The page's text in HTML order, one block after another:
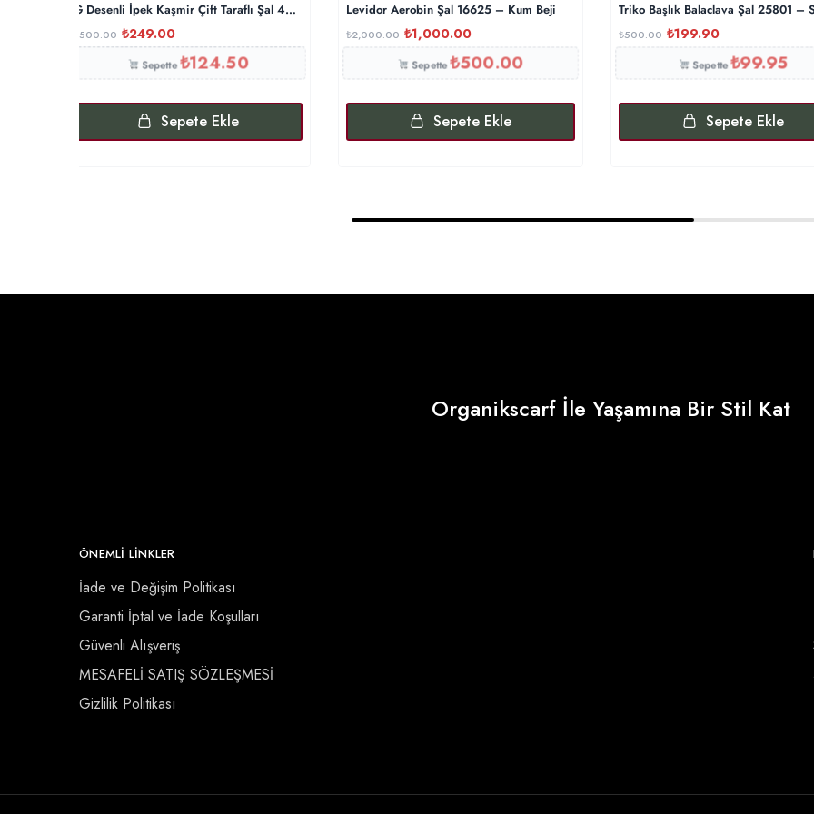
G Desenli İpek Kaşmir Çift Taraflı Şal 440344- Gümüş Gri
500.00 ₺249.00
Sepette₺124.50
Sepete Ekle
Levidor Aerobin Şal 16625 – Kum Beji
₺2,000.00 ₺1,000.00
Sepette₺500.00
Sepete Ekle
Triko Başlık Balaclava Şal 25801 –
₺500.00 ₺199.90
Sepette₺99.95
Sepete Ekle
Organikscarf İle Yaşamına Bir Stil Kat
ÖNEMLI LINKLER
İade ve Değişim Politikası
Garanti İptal ve İade Koşulları
Güvenli Alışveriş
MESAFELİ SATIŞ SÖZLEŞMESİ
Gizlilik Politikası